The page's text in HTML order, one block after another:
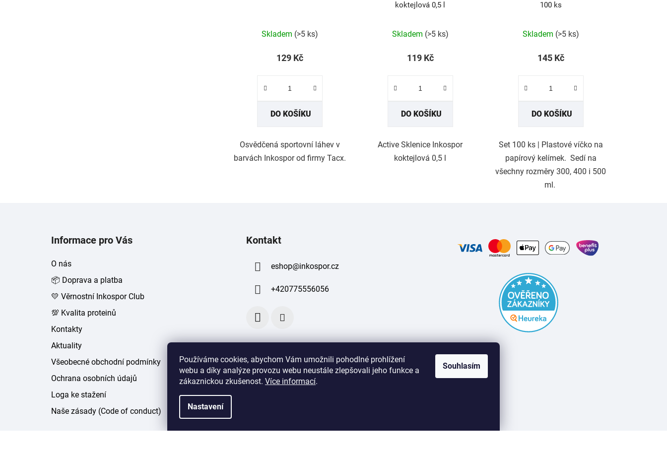
Používáme cookies, abychom Vám umožnili pohodlné prohlížení
webu a díky analýze provozu webu neustále zlepšovali jeho funkce a
zákaznickou zkušenost. Více informací.
Nastavení
Souhlasím
Skladem (>5 ks)
129 Kč
DO KOŠÍKU
Osvědčená sportovní láhev v
barvách Inkospor od firmy Tacx.
koktejlová 0,5 l
Skladem (>5 ks)
119 Kč
DO KOŠÍKU
Active Sklenice Inkospor
koktejlová 0,5 l
100 ks
Skladem (>5 ks)
145 Kč
DO KOŠÍKU
Set 100 ks | Plastové víčko na
papírový kelímek. Sedí na
všechny rozměry 300, 400 i 500
ml.
Informace pro Vás
O nás
📦 Doprava a platba
💛 Věrnostní Inkospor Club
💯 Kvalita proteinů
Kontakty
Aktuality
Všeobecné obchodní podmínky
Ochrana osobních údajů
Loga ke stažení
Naše zásady (Code of conduct)
Kontakt
eshop@inkospor.cz
+420775556056